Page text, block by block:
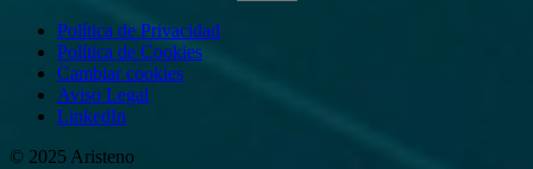
Política de Privacidad
Política de Cookies
Cambiar cookies
Aviso Legal
LinkedIn
© 2025 Aristeno